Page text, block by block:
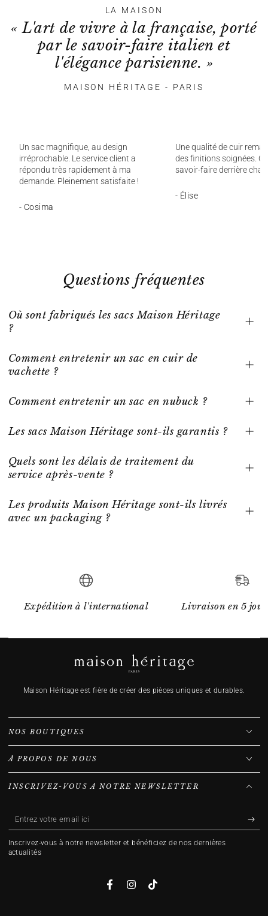
LA MAISON
« L'art de vivre à la française, porté
par le savoir-faire italien et
l'élégance parisienne. »
MAISON HÉRITAGE - PARIS
Un sac magnifique, au design
irréprochable. Le service client a
répondu très rapidement à ma
demande. Pleinement satisfaite !
- Cosima
Une qualité de cuir
des finitions soignées.
savoir-faire derrière
- Élise
Questions fréquentes
Où sont fabriqués les sacs Maison Héritage
?
Comment entretenir un sac en cuir de
vachette ?
Comment entretenir un sac en nubuck ?
Les sacs Maison Héritage sont-ils garantis ?
Quels sont les délais de traitement du
service après-vente ?
Les produits Maison Héritage sont-ils livrés
avec un packaging ?
Expédition à l'international Livraison en 5
Maison Héritage est fière de créer des pièces uniques et durables.
NOS BOUTIQUES
À PROPOS DE NOUS
INSCRIVEZ-VOUS À NOTRE NEWSLETTER
Entrez
votre
email
Inscrivez-vous à notre newsletter et bénéficiez de nos dernières
actualités
FacebookInstagramTikTok